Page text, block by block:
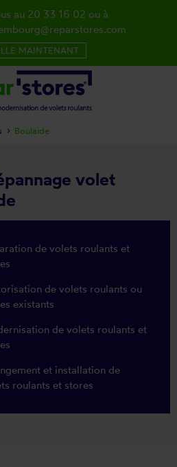
volet
de volets roulants et
de volets roulants ou
existants
de volets roulants et
et installation de
roulants et stores
Boulaide
au 20 33 16 02 ou à
MAINTENANT